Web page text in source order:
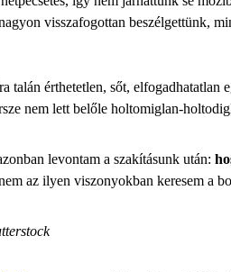
visszafogottan beszélgettünk,
talán érthetetlen, sőt,
nem lett belőle holtomiglan-
levontam a szakításunk után:
az ilyen viszonyokban keresem a